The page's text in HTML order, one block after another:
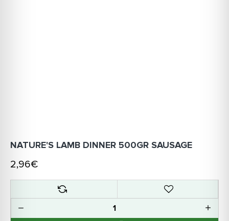
NATURE'S LAMB DINNER 500GR SAUSAGE
2,96€